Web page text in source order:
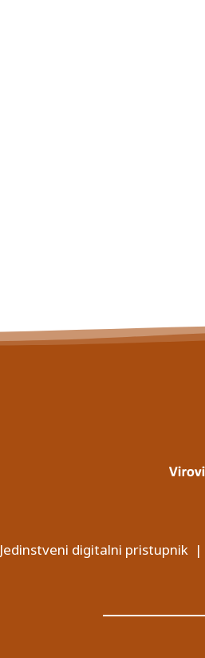
Jedinstveni digitalni pristupnik|